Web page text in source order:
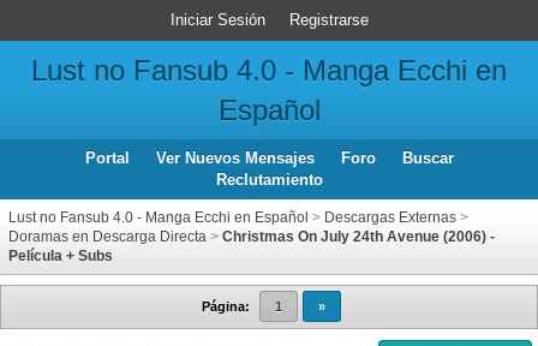
Iniciar Sesión Registrarse
Lust no Fansub 4.0 - Manga Ecchi en
Español
Portal Ver Nuevos Mensajes Foro
Buscar
Reclutamiento
Lust no Fansub 4.0 - Manga Ecchi en Español > Descargas Externas >
Doramas en Descarga Directa > Christmas On July 24th Avenue (2006) -
Película + Subs
Página: 1 »